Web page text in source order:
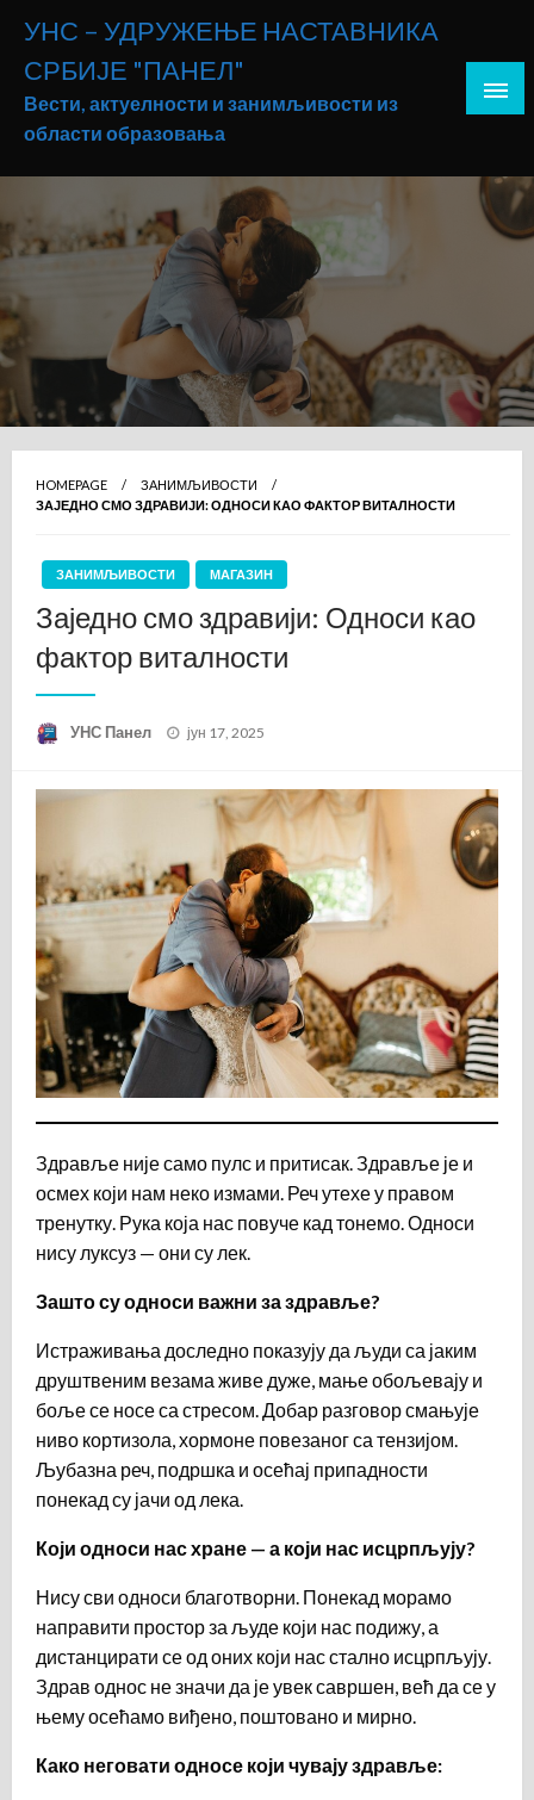
content
УНС – УДРУЖЕЊЕ НАСТАВНИКА
СРБИЈЕ "ПАНЕЛ"
Вести, актуелности и занимљивости из
области образовања
HOMEPAGE
ЗАНИМЉИВОСТИ
ЗАЈЕДНО СМО ЗДРАВИЈИ: ОДНОСИ КАО ФАКТОР ВИТАЛНОСТИ
ЗАНИМЉИВОСТИ МАГАЗИН
Заједно смо здравији: Односи као
фактор виталности
УНС Панел
Posted
јун 17, 2025
Здравље није само пулс и притисак. Здравље је и
осмех који нам неко измами. Реч утехе у правом
тренутку. Рука која нас повуче кад тонемо. Односи
нису луксуз — они су лек.
Зашто су односи важни за здравље?
Истраживања доследно показују да људи са јаким
друштвеним везама живе дуже, мање обољевају и
боље се носе са стресом. Добар разговор смањује
ниво кортизола, хормоне повезаног са тензијом.
Љубазна реч, подршка и осећај припадности
понекад су јачи од лека.
Који односи нас хране — а који нас исцрпљују?
Нису сви односи благотворни. Понекад морамо
направити простор за људе који нас подижу, а
дистанцирати се од оних који нас стално исцрпљују.
Здрав однос не значи да је увек савршен, већ да се у
њему осећамо виђено, поштовано и мирно.
Како неговати односе који чувају здравље: